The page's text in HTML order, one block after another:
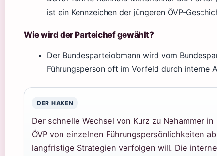
ist ein Kennzeichen der jüngeren ÖVP-
Wie wird der Parteichef gewählt?
Der Bundesparteiobmann wird vom
Führungsperson oft im Vorfeld durch interne
DER HAKEN
Der schnelle Wechsel von Kurz zu Nehammer
ÖVP von einzelnen Führungspersönlichkeiten
langfristige Strategien verfolgen will. Die